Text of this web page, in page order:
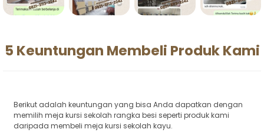
5 Keuntungan Membeli Produk Kami
Berikut adalah keuntungan yang bisa Anda dapatkan dengan
memilih meja kursi sekolah rangka besi seperti produk kami
daripada membeli meja kursi sekolah kayu.